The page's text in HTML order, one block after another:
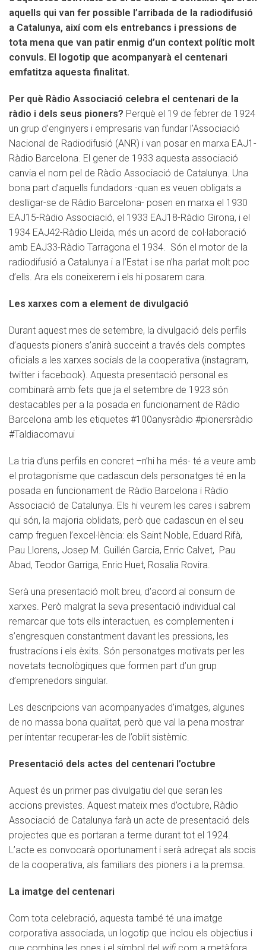
aquells qui van fer possible l’arribada de la radiodifusió
a Catalunya, així com els entrebancs i pressions de
tota mena que van patir enmig d’un context polític molt
convuls. El logotip que acompanyarà el centenari
emfatitza aquesta finalitat.
Per què Ràdio Associació celebra el centenari de la
ràdio i dels seus pioners? Perquè el 19 de febrer de 1924
un grup d’enginyers i empresaris van fundar l’Associació
Nacional de Radiodifusió (ANR) i van posar en marxa EAJ1-
Ràdio Barcelona. El gener de 1933 aquesta associació
canvia el nom pel de Ràdio Associació de Catalunya. Una
bona part d’aquells fundadors -quan es veuen obligats a
deslligar-se de Ràdio Barcelona- posen en marxa el 1930
EAJ15-Ràdio Associació, el 1933 EAJ18-Ràdio Girona, i el
1934 EAJ42-Ràdio Lleida, més un acord de col·laboració
amb EAJ33-Ràdio Tarragona el 1934. Són el motor de la
radiodifusió a Catalunya i a l’Estat i se n’ha parlat molt poc
d’ells. Ara els coneixerem i els hi posarem cara.
Les xarxes com a element de divulgació
Durant aquest mes de setembre, la divulgació dels perfils
d’aquests pioners s’anirà succeint a través dels comptes
oficials a les xarxes socials de la cooperativa (instagram,
twitter i facebook). Aquesta presentació personal es
combinarà amb fets que ja el setembre de 1923 són
destacables per a la posada en funcionament de Ràdio
Barcelona amb les etiquetes #100anysràdio #pionersràdio
#Taldiacomavui
La tria d’uns perfils en concret –n’hi ha més- té a veure amb
el protagonisme que cadascun dels personatges té en la
posada en funcionament de Ràdio Barcelona i Ràdio
Associació de Catalunya. Els hi veurem les cares i sabrem
qui són, la majoria oblidats, però que cadascun en el seu
camp freguen l’excel·lència: els Saint Noble, Eduard Rifà,
Pau Llorens, Josep M. Guillén Garcia, Enric Calvet, Pau
Abad, Teodor Garriga, Enric Huet, Rosalia Rovira.
Serà una presentació molt breu, d’acord al consum de
xarxes. Però malgrat la seva presentació individual cal
remarcar que tots ells interactuen, es complementen i
s’engresquen constantment davant les pressions, les
frustracions i els èxits. Són personatges motivats per les
novetats tecnològiques que formen part d’un grup
d’emprenedors singular.
Les descripcions van acompanyades d’imatges, algunes
de no massa bona qualitat, però que val la pena mostrar
per intentar recuperar-les de l’oblit sistèmic.
Presentació dels actes del centenari l’octubre
Aquest és un primer pas divulgatiu del que seran les
accions previstes. Aquest mateix mes d’octubre, Ràdio
Associació de Catalunya farà un acte de presentació dels
projectes que es portaran a terme durant tot el 1924.
L’acte es convocarà oportunament i serà adreçat als socis
de la cooperativa, als familiars des pioners i a la premsa.
La imatge del centenari
Com tota celebració, aquesta també té una imatge
corporativa associada, un logotip que inclou els objectius i
que combina les ones i el símbol del wifi com a metàfora